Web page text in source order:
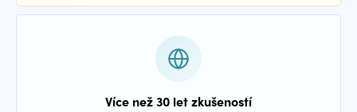
Více než 30 let zkušeností